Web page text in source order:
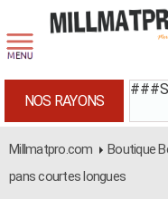
NOS RAYONS
Millmatpro.com Boutique
pans courtes longues